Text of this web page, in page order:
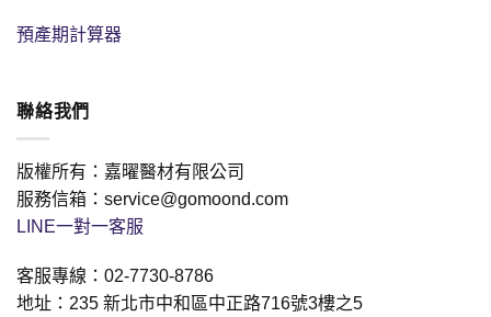
預產期計算器
聯絡我們
版權所有：嘉曜醫材有限公司
服務信箱：service@gomoond.com
LINE一對一客服
客服專線：02-7730-8786
地址：235 新北市中和區中正路716號3樓之5